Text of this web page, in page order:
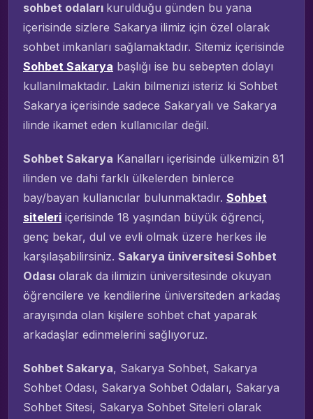
sohbet odaları kurulduğu günden bu yana
içerisinde sizlere Sakarya ilimiz için özel olarak
sohbet imkanları sağlamaktadır. Sitemiz içerisinde
Sohbet Sakarya başlığı ise bu sebepten dolayı
kullanılmaktadır. Lakin bilmenizi isteriz ki Sohbet
Sakarya içerisinde sadece Sakaryalı ve Sakarya
ilinde ikamet eden kullanıcılar değil.
Sohbet Sakarya Kanalları içerisinde ülkemizin 81
ilinden ve dahi farklı ülkelerden binlerce
bay/bayan kullanıcılar bulunmaktadır. Sohbet
siteleri içerisinde 18 yaşından büyük öğrenci,
genç bekar, dul ve evli olmak üzere herkes ile
karşılaşabilirsiniz. Sakarya üniversitesi Sohbet
Odası olarak da ilimizin üniversitesinde okuyan
öğrencilere ve kendilerine üniversiteden arkadaş
arayışında olan kişilere sohbet chat yaparak
arkadaşlar edinmelerini sağlıyoruz.
Sohbet Sakarya, Sakarya Sohbet, Sakarya
Sohbet Odası, Sakarya Sohbet Odaları, Sakarya
Sohbet Sitesi, Sakarya Sohbet Siteleri olarak